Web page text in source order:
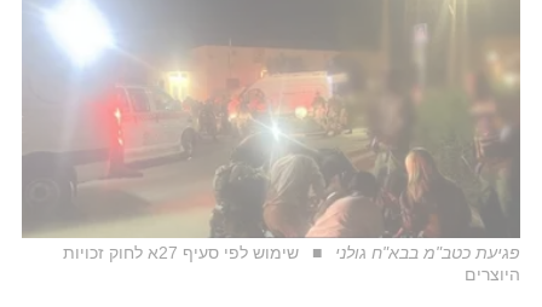
פגיעת כטב"מ בבא"ח גולני
שימוש לפי סעיף 27א לחוק זכויות
היוצרים